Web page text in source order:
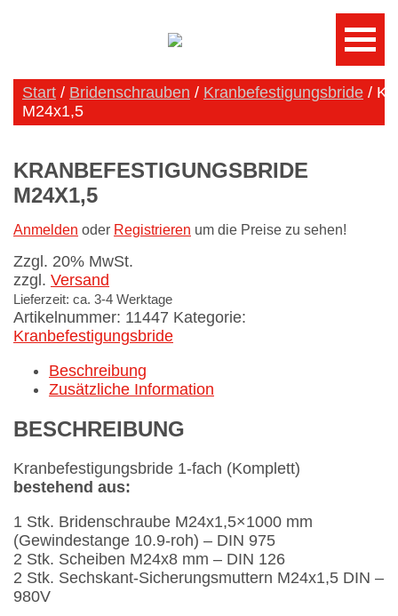
Start / Bridenschrauben / Kranbefestigungsbride /
M24x1,5
KRANBEFESTIGUNGSBRIDE
M24X1,5
Anmelden oder Registrieren um die Preise zu sehen!
Zzgl. 20% MwSt.
zzgl. Versand
Lieferzeit: ca. 3-4 Werktage
Artikelnummer: 11447 Kategorie:
Kranbefestigungsbride
Beschreibung
Zusätzliche Information
BESCHREIBUNG
Kranbefestigungsbride 1-fach (Komplett)
bestehend aus:
1 Stk. Bridenschraube M24x1,5×1000 mm
(Gewindestange 10.9-roh) – DIN 975
2 Stk. Scheiben M24x8 mm – DIN 126
2 Stk. Sechskant-Sicherungsmuttern M24x1,5 DIN –
980V